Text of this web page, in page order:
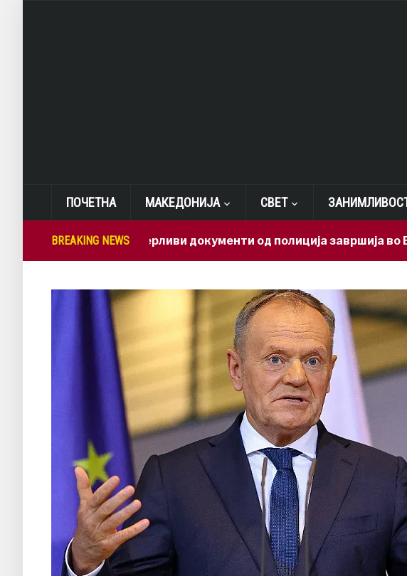
ПОЧЕТНА МАКЕДОНИЈА СВЕТ
BREAKING NEWS
Како доверливи документи од полиција завршија во ВМРО?